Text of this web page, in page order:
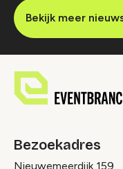
Bekijk meer
Bezoekadres
Nieuwemeerdijk 159